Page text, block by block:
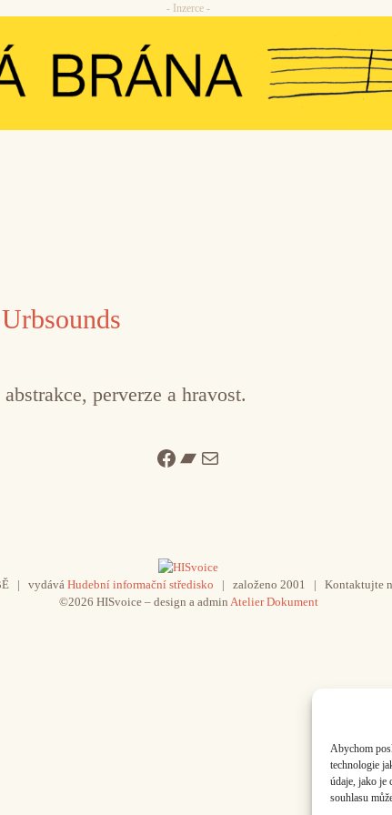
Abychom
technologie
údaje, jako je
souhlasu
- Inzerce -
perverze a hravost.
Facebook
Bandcamp
Mail
| vydává Hudební informační středisko | založeno 2001 | Kontaktujte
©2026 HISvoice – design a admin Atelier Dokument